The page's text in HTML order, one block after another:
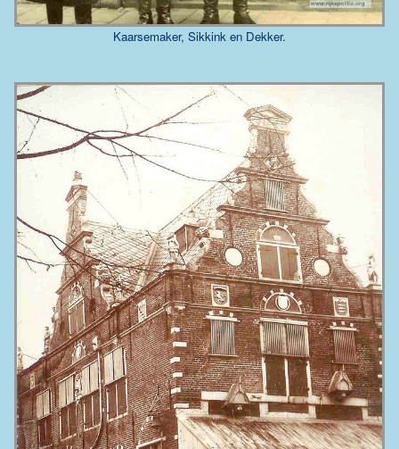
Kaarsemaker, Sikkink en Dekker.